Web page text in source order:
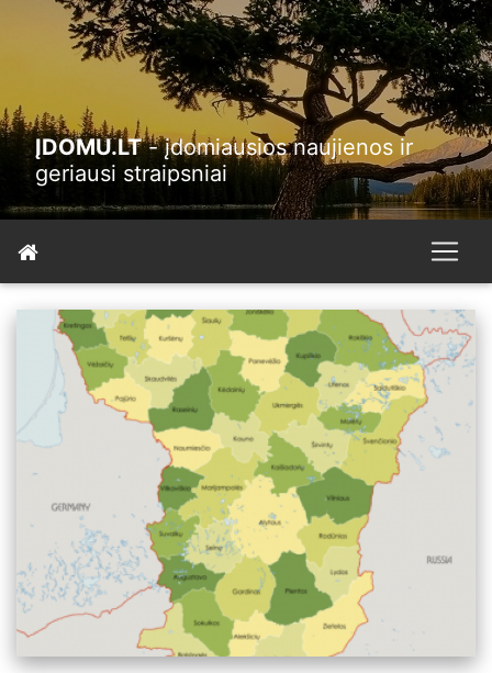
ĮDOMU.LT- įdomiausios naujienos ir
geriausi straipsniai